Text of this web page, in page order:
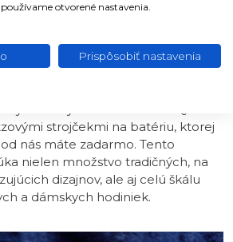
quartzové hodinky s názvom
pretože vyrobila
strojčekmi na batériu, ktorej
nás máte zadarmo. Tento
nielen množstvo tradičných, na
dizajnov, ale aj celú škálu
a dámskych hodiniek.
otvorené nastavenia.
Prispôsobiť nastavenia